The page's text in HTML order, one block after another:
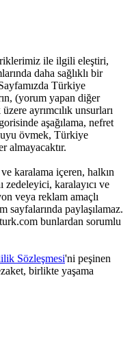
ile ilgili eleştiri,
daha sağlıklı bir
Türkiye
(yorum yapan diğer
ayrımcılık unsurları
aşağılama, nefret
övmek, Türkiye
almayacaktır.
karalama içeren, halkın
karalayıcı ve
veya reklam amaçlı
paylaşılamaz.
bunlardan sorumlu
Sözleşmesi'ni peşinen
birlikte yaşama